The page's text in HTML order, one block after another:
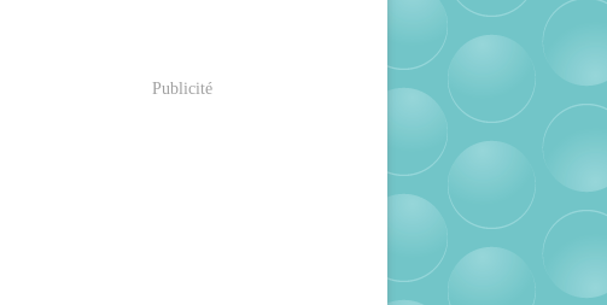
Publicité